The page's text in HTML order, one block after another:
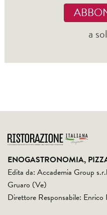
a
ENOGASTRONOMIA,
Edita da: Accademia Group
Gruaro (Ve)
Direttore Responsabile: Enrico